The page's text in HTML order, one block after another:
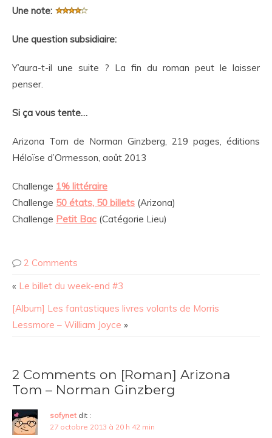
Une note:
Une question subsidiaire:
Y’aura-t-il une suite ? La fin du roman peut le laisser
penser.
Si ça vous tente…
Arizona Tom de Norman Ginzberg, 219 pages, éditions
Héloïse d’Ormesson, août 2013
Challenge 1% littéraire
Challenge 50 états, 50 billets (Arizona)
Challenge Petit Bac (Catégorie Lieu)
2 Comments
« Le billet du week-end #3
[Album] Les fantastiques livres volants de Morris
Lessmore – William Joyce »
2 Comments on [Roman] Arizona
Tom – Norman Ginzberg
sofynet dit :
27 octobre 2013 à 20 h 42 min